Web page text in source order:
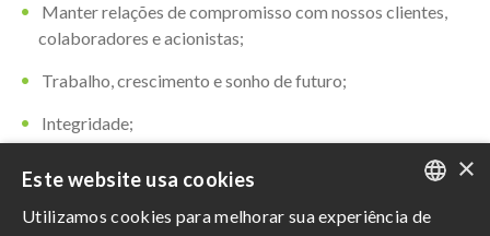
Manter relações de compromisso com nossos clientes,
colaboradores e acionistas;
Trabalho, crescimento e sonho de futuro;
Integridade;
Aprender sempre;
PORTUGUESE
×
Este website usa cookies
Utilizamos cookies para melhorar sua experiência de